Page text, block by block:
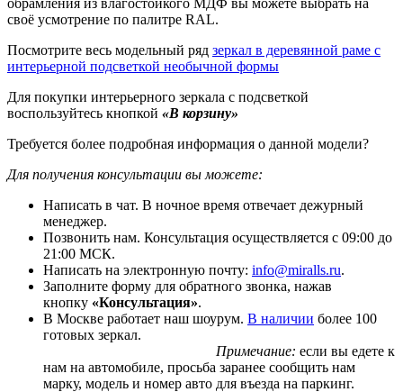
своё усмотрение по палитре RAL.
Посмотрите весь модельный ряд зеркал в деревянной раме с
интерьерной подсветкой необычной формы
Для покупки интерьерного зеркала с подсветкой
воспользуйтесь кнопкой «В корзину»
Требуется более подробная информация о данной модели?
Для получения консультации вы можете:
Написать в чат. В ночное время отвечает дежурный
менеджер.
Позвонить нам. Консультация осуществляется с 09:00 до
21:00 МСК.
Написать на электронную почту: info@miralls.ru.
Заполните форму для обратного звонка, нажав
кнопку «Консультация».
В Москве работает наш шоурум. В наличии более 100
готовых зеркал.
Примечание: если вы едете к
нам на автомобиле, просьба заранее сообщить нам
марку, модель и номер авто для въезда на паркинг.